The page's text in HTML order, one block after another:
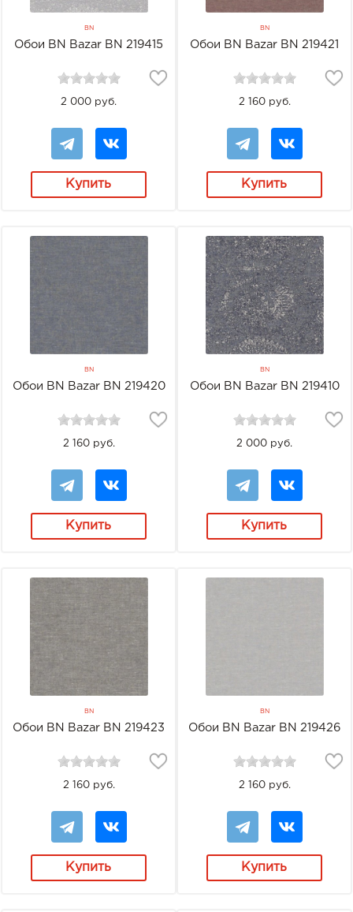
BN
Обои BN Bazar BN 219415
2 000 руб.
Купить
BN
Обои BN Bazar BN 219421
2 160 руб.
Купить
BN
Обои BN Bazar BN 219420
2 160 руб.
Купить
BN
Обои BN Bazar BN 219410
2 000 руб.
Купить
BN
Обои BN Bazar BN 219423
2 160 руб.
Купить
BN
Обои BN Bazar BN 219426
2 160 руб.
Купить